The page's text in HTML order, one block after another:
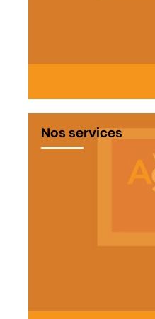
Nos services